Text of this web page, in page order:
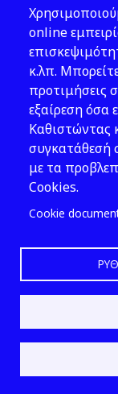
online
κ.λπ.
προτιμήσεις
εξαίρεση όσα
Καθιστώντας
συγκατάθεσή
με τα
Cookies.
Cookie